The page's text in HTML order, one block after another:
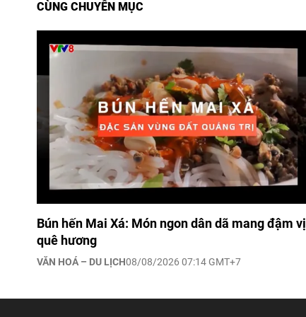
CÙNG CHUYÊN MỤC
Bún hến Mai Xá: Món ngon dân dã mang đậm vị
quê hương
VĂN HOÁ – DU LỊCH08/08/2026 07:14 GMT+7